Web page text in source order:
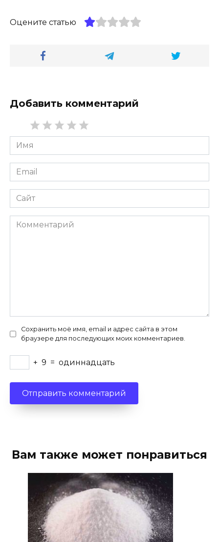
Оцените статью
Добавить комментарий
Имя
*
Email
*
Сайт
Комментарий
Сохранить моё имя, email и адрес сайта в этом
браузере для последующих моих комментариев.
+ 9 = одиннадцать
Вам также может понравиться